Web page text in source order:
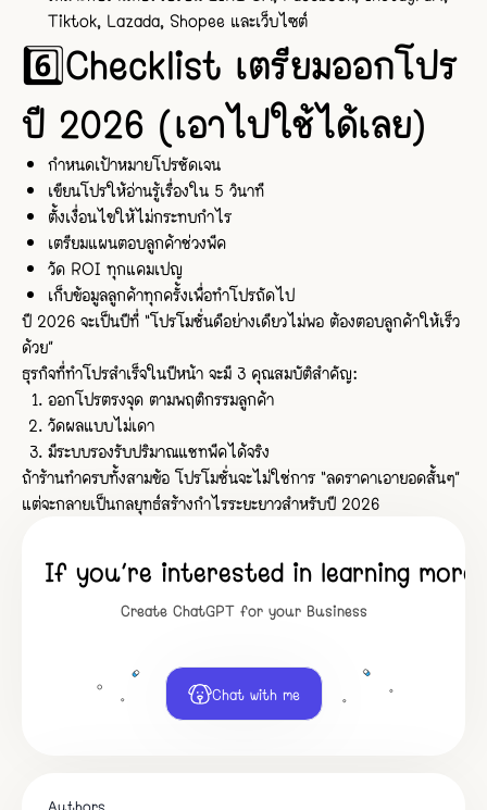
Tiktok, Lazada, Shopee และเว็บไซต์
6️⃣️Checklist เตรียมออกโปร
ปี 2026 (เอาไปใช้ได้เลย)
กำหนดเป้าหมายโปรชัดเจน
เขียนโปรให้อ่านรู้เรื่องใน 5 วินาที
ตั้งเงื่อนไขให้ไม่กระทบกำไร
เตรียมแผนตอบลูกค้าช่วงพีค
วัด ROI ทุกแคมเปญ
เก็บข้อมูลลูกค้าทุกครั้งเพื่อทำโปรถัดไป
ปี 2026 จะเป็นปีที่ “โปรโมชั่นดีอย่างเดียวไม่พอ ต้องตอบลูกค้าให้เร็ว
ด้วย”
ธุรกิจที่ทำโปรสำเร็จในปีหน้า จะมี 3 คุณสมบัติสำคัญ:
ออกโปรตรงจุด ตามพฤติกรรมลูกค้า
วัดผลแบบไม่เดา
มีระบบรองรับปริมาณแชทพีคได้จริง
ถ้าร้านทำครบทั้งสามข้อ โปรโมชั่นจะไม่ใช่การ “ลดราคาเอายอดสั้นๆ”
แต่จะกลายเป็นกลยุทธ์สร้างกำไรระยะยาวสำหรับปี 2026
If you’re interested in learning
Create ChatGPT for your Business
Chat with me